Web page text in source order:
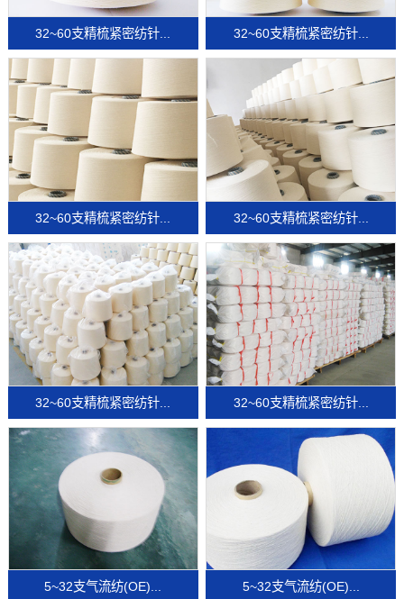
32~60支精梳紧密纺针... 32~60支精梳紧密纺针...
32~60支精梳紧密纺针... 32~60支精梳紧密纺针...
32~60支精梳紧密纺针... 32~60支精梳紧密纺针...
5~32支气流纺(OE)... 5~32支气流纺(OE)...